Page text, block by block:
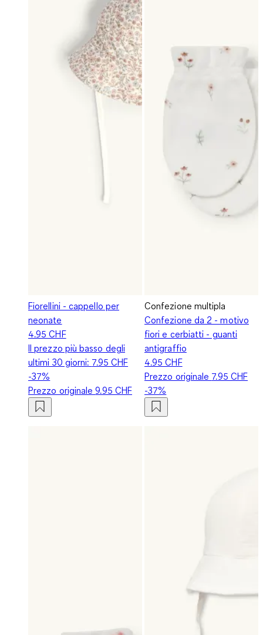
Fiorellini - cappello per
neonate
4.95 CHF
Il prezzo più basso degli
ultimi 30 giorni: 7.95 CHF
-37%
Prezzo originale9.95 CHF
Confezione multipla
Confezione da 2 - motivo
fiori e cerbiatti - guanti
antigraffio
4.95 CHF
Prezzo originale 7.95 CHF
-37%